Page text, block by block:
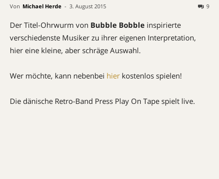
Von Michael Herde - 3. August 2015 9
Der Titel-Ohrwurm von Bubble Bobble inspirierte
verschiedenste Musiker zu ihrer eigenen Interpretation,
hier eine kleine, aber schräge Auswahl.
Wer möchte, kann nebenbei hier kostenlos spielen!
Die dänische Retro-Band Press Play On Tape spielt live.